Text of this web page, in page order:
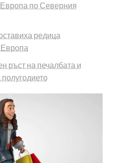
по Северния
редица
ръст на печалбата и